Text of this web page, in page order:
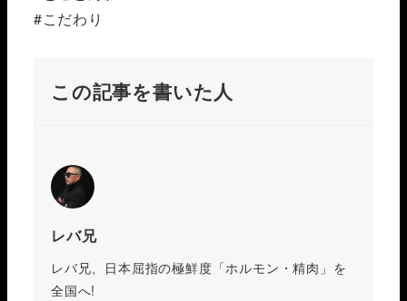
#こだわり
この記事を書いた人
レバ兄
レバ兄、日本屈指の極鮮度「ホルモン・精肉」を
全国へ!